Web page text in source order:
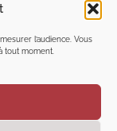
l’audience. Vous
tout moment.